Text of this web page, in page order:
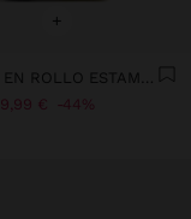
+
JOYERO EN ROLLO ESTAMPADO DE NYLON
9,99 € 44%